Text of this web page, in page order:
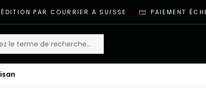
PAR COURRIER A SUISSE PAIEMENT